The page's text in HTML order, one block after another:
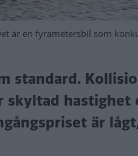
är en fyrametersbil som
standard.
skyltad hastighet
är